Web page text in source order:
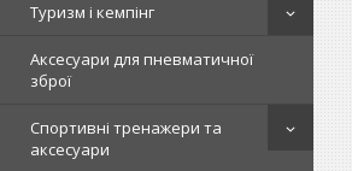
Туризм і кемпінг
Аксесуари для пневматичної
зброї
Спортивні тренажери та
аксесуари